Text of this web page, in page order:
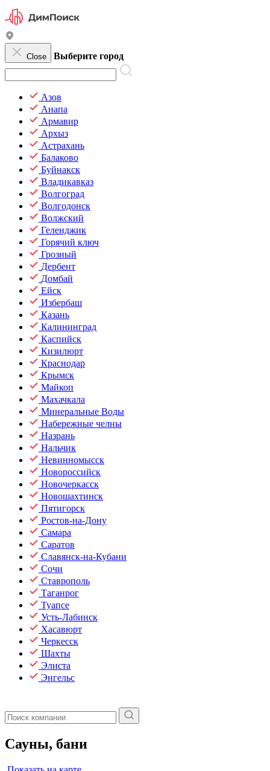
Close Выберите город
Азов
Анапа
Армавир
Архыз
Астрахань
Балаково
Буйнакск
Владикавказ
Волгоград
Волгодонск
Волжский
Геленджик
Горячий ключ
Грозный
Дербент
Домбай
Ейск
Избербаш
Казань
Калининград
Каспийск
Кизилюрт
Краснодар
Крымск
Майкоп
Махачкала
Минеральные Воды
Набережные челны
Назрань
Нальчик
Невинномысск
Новороссийск
Новочеркасск
Новошахтинск
Пятигорск
Ростов-на-Дону
Самара
Саратов
Славянск-на-Кубани
Сочи
Ставрополь
Таганрог
Туапсе
Усть-Лабинск
Хасавюрт
Черкесск
Шахты
Элиста
Энгельс
Сауны, бани